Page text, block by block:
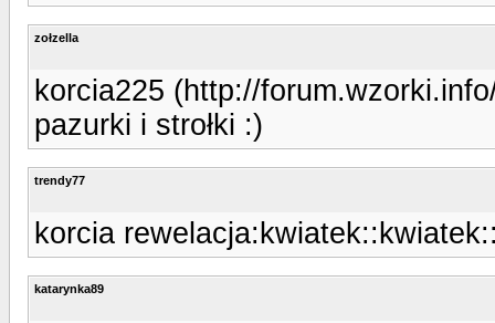
zołzella
korcia225 (http://
pazurki i strołki :)
trendy77
korcia
katarynka89